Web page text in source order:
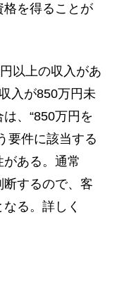
を得ることが
以上の収入があ
入が850万円未
、“850万円を
要件に該当する
ある。通常
するので、客
る。詳しく